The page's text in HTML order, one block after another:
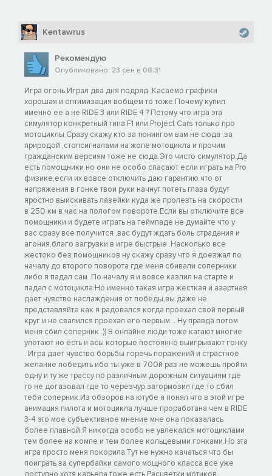
Kentawrus
Рекомендую
Опубликовано: 23 сен в 08:31
Игра огонь.Играл два дня подряд .Касаемо графики
хорошая и оптимизация вобщем то тоже.Почему купил
именно ее а не RIDE 3 или RIDE 4 ? Потому что игра эта
симулятор конкретный типа F1 или Project Cars только про
мотоциклы.Сразу скажу кто за тюнингом вам не сюда ,за
природой ,стопсигналами на жопе мотоцикла и прочим
гражданским версиям тоже не сюда.Это чисто симулятор.Да
есть помощники но они не особо спасают если играть на Pro
физике,если их вовсе отключить даю гарантию что от
напряжения в гонке твои руки начнут потеть глаза будут
яростно выискивать лазейки куда же пролезть на скорости
в 250 км в час на пологом повороте.Если вы отключите все
помощники и будете играть на геймпаде не думайте что у
вас сразу все получится ,вас будут ждать боль страдания и
агония,благо загрузки в игре быстрые .Насколько все
жестоко без помощников ну скажу сразу что я доезжал по
началу до второго поворота где меня сбивали соперники
либо я падал сам .По началу я и вовсе казлил на старте и
падал с мотоцикла.Но именно такая игра жесткая и азартная
дает чувство наслаждения от победы,вы даже не
представляйте как я радовался когда проехал свой первый
круг и не свалился проехал его первым....Ну правда потом
меня сбил соперник .)) В онлайне люди тоже катают многие
улетают но есть и асы которые постоянно выигрывают гонку
. Игра дает чувство борьбы горечь поражений и страстное
желание победить ибо ты уже в 700й раз не можешь пройти
одну и ту же трассу по различным дорожным ситуациям где
то не догазовал где то черезчур затормозил где то сбил
тебя соперник.Из обзоров на ютубе я понял что в этой игре
анимация пилота и мотоцикла лучше проработана чем в RIDE
3-4 это мое субъективное мнение мне она показалась
более плавной.Я никогда особо не увлекался мотоциклами
тем более на компе и тем более кольцевыми гонками.Но эта
игра просто меня покорила.Тут не нужно качаться что бы
поиграть за супербайки самого мощного класса все уже
доступно,хотя карьера тоже есть.Расцветки мотиков